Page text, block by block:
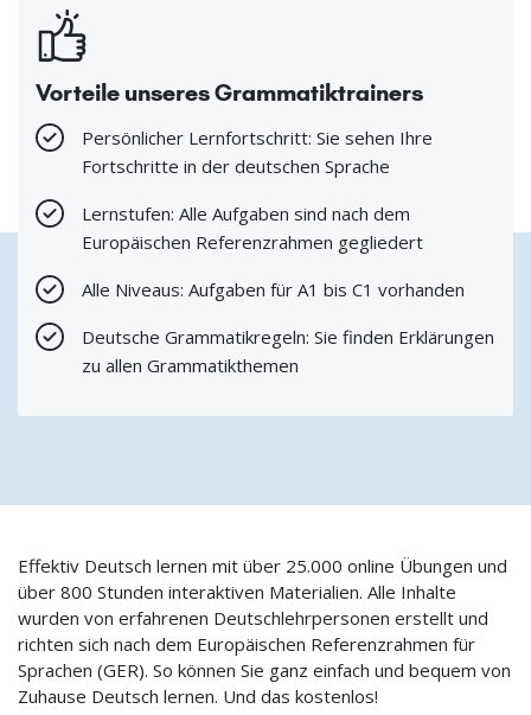
Vorteile unseres Grammatiktrainers
Persönlicher Lernfortschritt: Sie sehen Ihre
Fortschritte in der deutschen Sprache
Lernstufen: Alle Aufgaben sind nach dem
Europäischen Referenzrahmen gegliedert
Alle Niveaus: Aufgaben für A1 bis C1 vorhanden
Deutsche Grammatikregeln: Sie finden Erklärungen
zu allen Grammatikthemen
Effektiv Deutsch lernen mit über 25.000 online Übungen und
über 800 Stunden interaktiven Materialien. Alle Inhalte
wurden von erfahrenen Deutschlehrpersonen erstellt und
richten sich nach dem Europäischen Referenzrahmen für
Sprachen (GER). So können Sie ganz einfach und bequem von
Zuhause Deutsch lernen. Und das kostenlos!